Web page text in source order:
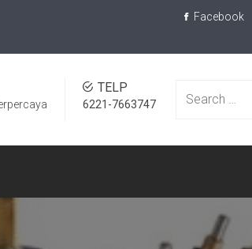
Facebook
Search
TELP
6221-7663747